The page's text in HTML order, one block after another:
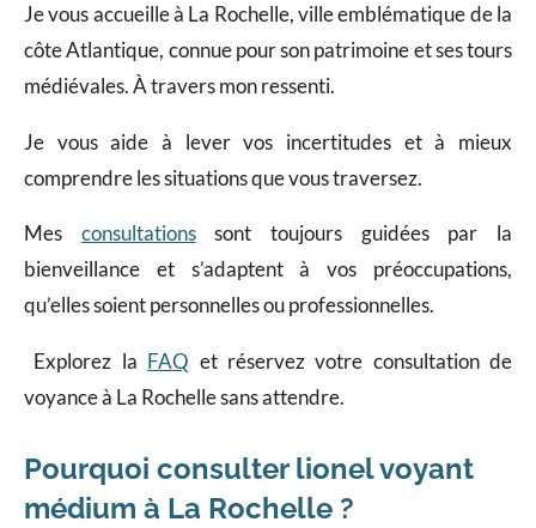
Je vous accueille à La Rochelle, ville emblématique de la
côte Atlantique, connue pour son patrimoine et ses tours
médiévales. À travers mon ressenti.
Je vous aide à lever vos incertitudes et à mieux
comprendre les situations que vous traversez.
Mes consultationssont toujours guidées par la
bienveillance et s’adaptent à vos préoccupations,
qu’elles soient personnelles ou professionnelles.
Explorez la FAQ et réservez votre consultation de
voyance à La Rochelle sans attendre.
Pourquoi consulter lionel voyant
médium à La Rochelle ?